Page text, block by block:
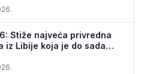
Stiže najveća privredna
iz Libije koja je do sada